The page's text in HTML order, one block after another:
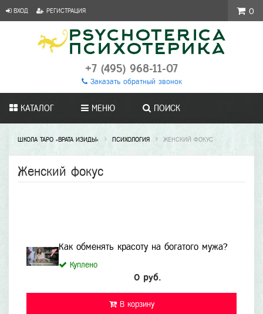
ВХОД РЕГИСТРАЦИЯ
+7 (495) 968-11-07
Заказать обратный звонок
КАТАЛОГ МЕНЮ ПОИСК
ШКОЛА ТАРО «ВРАТА ИЗИДЫ» ПСИХОЛОГИЯ ЖЕНСКИЙ ФОКУС
Женский фокус
Как обменять красоту на богатого мужа?
Куплено
0 руб.
В корзину
0